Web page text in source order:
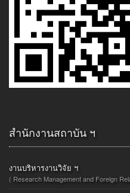
สำนักงานสถาบัน ฯ
งานบริหารงานวิจัย ฯ
( Research Management and Foreign